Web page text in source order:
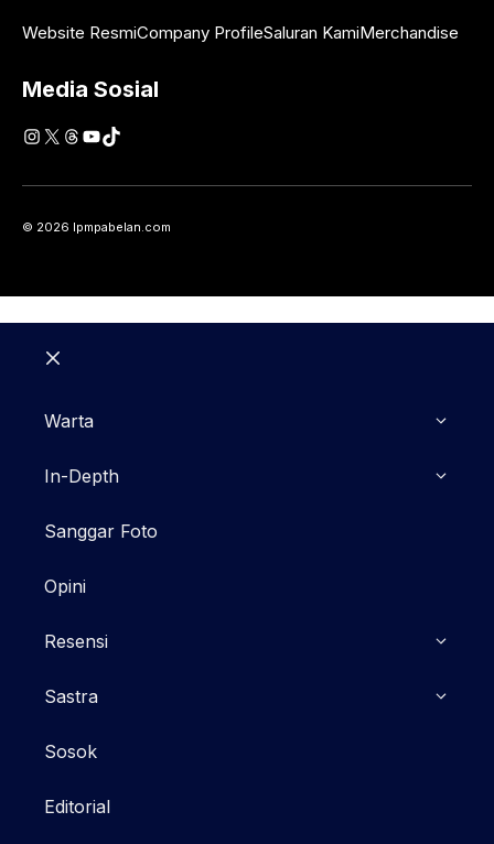
Website ResmiCompany ProfileSaluran KamiMerchandise
Media Sosial
Instagram
X Threads
YouTube
TikTok
© 2026 lpmpabelan.com
Warta
In-Depth
Sanggar Foto
Opini
Resensi
Sastra
Sosok
Editorial